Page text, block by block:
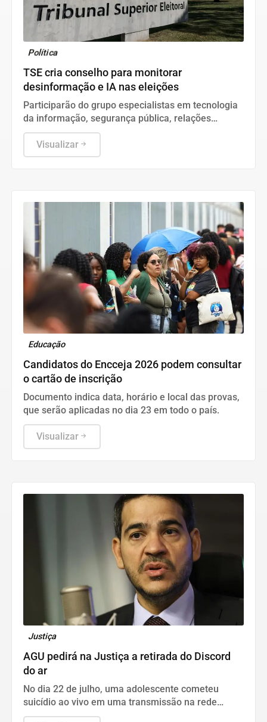
Política
TSE cria conselho para monitorar
desinformação e IA nas eleições
Participarão do grupo especialistas em tecnologia
da informação, segurança pública, relações
internacionais e saúde pública. Os nomes ainda
não foram escolhidos pelo TSE.
Visualizar
Educação
Candidatos do Encceja 2026 podem consultar
o cartão de inscrição
Documento indica data, horário e local das provas,
que serão aplicadas no dia 23 em todo o país.
Visualizar
Justiça
AGU pedirá na Justiça a retirada do Discord
do ar
No dia 22 de julho, uma adolescente cometeu
suicídio ao vivo em uma transmissão na rede
social.